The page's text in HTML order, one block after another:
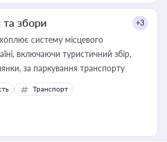
та збори +3
систему місцевого
включаючи туристичний збір,
плату за земельні ділянки, за паркування транспорту
Транспорт